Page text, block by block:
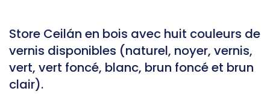
Store Ceilán en bois avec huit couleurs de
vernis disponibles (naturel, noyer, vernis,
vert, vert foncé, blanc, brun foncé et brun
clair).